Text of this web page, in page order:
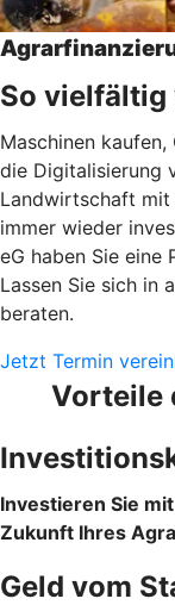
So
Maschinen
die Digitalisierung
Landwirtschaft mit
immer wieder
eG haben Sie eine
Lassen Sie sich in
beraten.
Jetzt Termin
Vorteile
Investieren Sie
Zukunft Ihres
Geld vom